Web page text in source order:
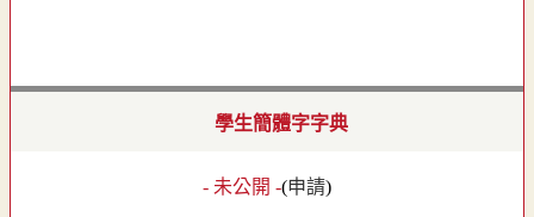
學生簡體字字典
- 未公開 -(申請)